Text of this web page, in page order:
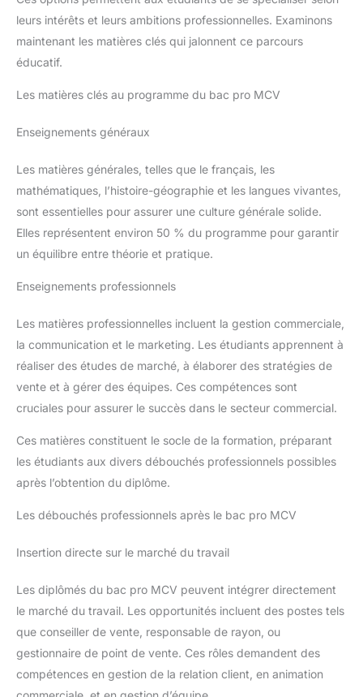
leurs intérêts et leurs ambitions professionnelles. Examinons
maintenant les matières clés qui jalonnent ce parcours
éducatif.
Les matières clés au programme du bac pro MCV
Enseignements généraux
Les matières générales, telles que le français, les
mathématiques, l’histoire-géographie et les langues vivantes,
sont essentielles pour assurer une culture générale solide.
Elles représentent environ 50 % du programme pour garantir
un équilibre entre théorie et pratique.
Enseignements professionnels
Les matières professionnelles incluent la gestion commerciale,
la communication et le marketing. Les étudiants apprennent à
réaliser des études de marché, à élaborer des stratégies de
vente et à gérer des équipes. Ces compétences sont
cruciales pour assurer le succès dans le secteur commercial.
Ces matières constituent le socle de la formation, préparant
les étudiants aux divers débouchés professionnels possibles
après l’obtention du diplôme.
Les débouchés professionnels après le bac pro MCV
Insertion directe sur le marché du travail
Les diplômés du bac pro MCV peuvent intégrer directement
le marché du travail. Les opportunités incluent des postes tels
que conseiller de vente, responsable de rayon, ou
gestionnaire de point de vente. Ces rôles demandent des
compétences en gestion de la relation client, en animation